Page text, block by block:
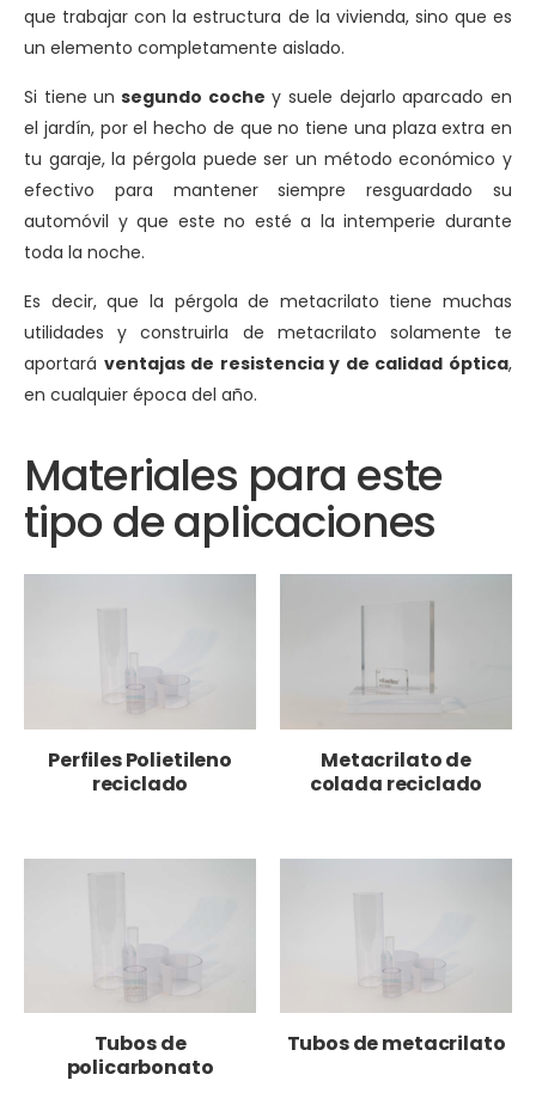
que trabajar con la estructura de la vivienda, sino que es
un elemento completamente aislado.
Si tiene un segundo coche y suele dejarlo aparcado en
el jardín, por el hecho de que no tiene una plaza extra en
tu garaje, la pérgola puede ser un método económico y
efectivo para mantener siempre resguardado su
automóvil y que este no esté a la intemperie durante
toda la noche.
Es decir, que la pérgola de metacrilato tiene muchas
utilidades y construirla de metacrilato solamente te
aportará ventajas de resistencia y de calidad óptica,
en cualquier época del año.
Materiales para este
tipo de aplicaciones
Perfiles Polietileno
reciclado
Metacrilato de
colada reciclado
Tubos de
policarbonato
Tubos de metacrilato